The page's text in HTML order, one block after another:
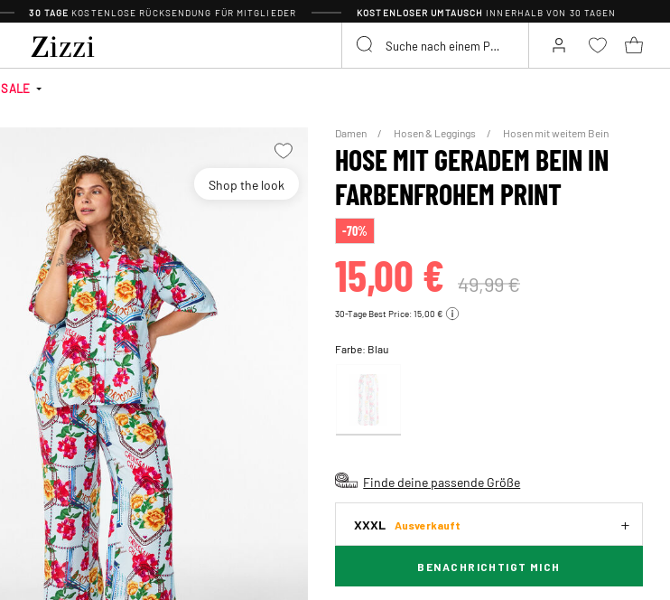
30 TAGE KOSTENLOSE RÜCKSENDUNG FÜR MITGLIEDER KOSTENLOSER UMTAUSCH INNERHALB VON 30 TAGEN
SALE
Shop the look
Damen Hosen & Leggings Hosen mit weitem Bein
HOSE MIT GERADEM BEIN IN
FARBENFROHEM PRINT
-70%
15,00 € 49,99 €
30-Tage Best Price: 15,00 €
Farbe: Blau
Finde deine passende Größe
XXXL Ausverkauft
BENACHRICHTIGT MICH